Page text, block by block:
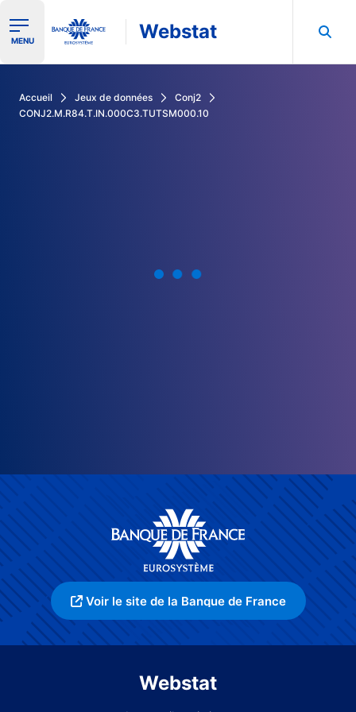
Ouvrir le menu de navigation
MENU Webstat
Accueil Jeux de données
Conj2
CONJ2.M.R84.T.IN.000C3.TUTSM000.10
Voir le site de la Banque de France
Webstat